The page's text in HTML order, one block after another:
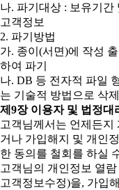
나. 파기대상 : 보유기간
고객정보
2. 파기방법
가. 종이(서면)에 작성
하여 파기
나. DB 등 전자적 파일
는 기술적 방법으로 삭제
제9장 이용자 및 법정대
고객님께서는 언제든지
거나 가입해지 및 개인
한 동의를 철회를 하실
고객님의 개인정보 열
고객정보수정)을, 가입